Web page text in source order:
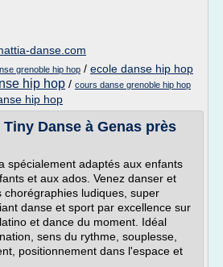
danse.com
grenoble hip hop / ecole danse hip hop
hip hop / cours danse grenoble hip hop
hip hop
Danse à Genas près
spécialement adaptés aux enfants
et aux ados. Venez danser et
chorégraphies ludiques, super
danse et sport par excellence sur
et dance du moment. Idéal
sens du rythme, souplesse,
positionnement dans l'espace et